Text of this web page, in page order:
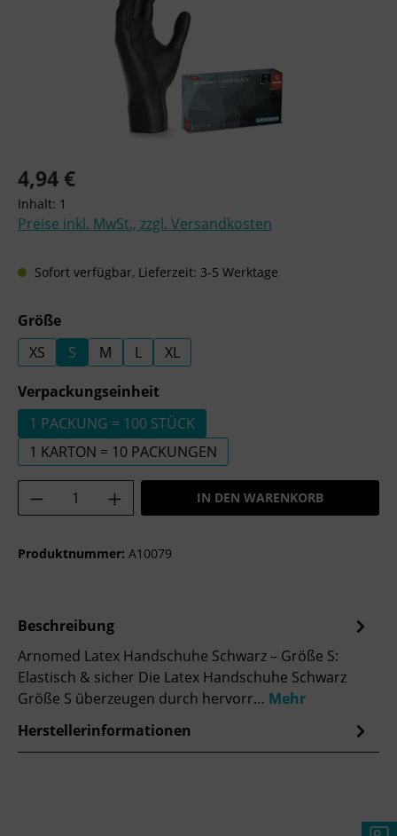
Regulärer Preis:
4,94 €
Inhalt: 1
Preise inkl. MwSt., zzgl. Versandkosten
Sofort verfügbar, Lieferzeit: 3-5 Werktage
Größeauswählen
XS
S M L
XL
Verpackungseinheitauswählen
1 PACKUNG = 100 STÜCK
1 KARTON = 10 PACKUNGEN
Produkt Anzahl: Gib den gewünschten
IN DEN WARENKORB
Produktnummer: A10079
Beschreibung
Arnomed Latex Handschuhe Schwarz – Größe S:
Elastisch & sicher Die Latex Handschuhe Schwarz
Größe S überzeugen durch hervorr… Mehr
Herstellerinformationen